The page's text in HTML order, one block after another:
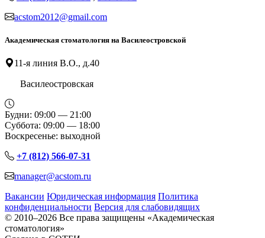
acstom2012@gmail.com
Академическая стоматология на Василеостровской
11-я линия В.О., д.40
Василеостровская
Будни: 09:00 — 21:00
Суббота: 09:00 — 18:00
Воскресенье: выходной
+7 (812) 566-07-31
manager@acstom.ru
Вакансии Юридическая информация Политика
конфиденциальности Версия для слабовидящих
© 2010–2026 Все права защищены «Академическая
стоматология»